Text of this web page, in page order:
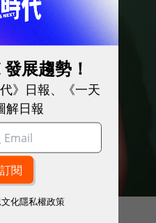
展趨勢！
》日報、《一天
解日報
化隱私權政策